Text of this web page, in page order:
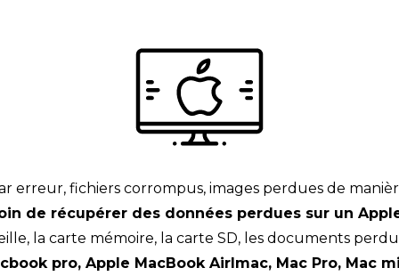
erreur, fichiers corrompus, images perdues de
de récupérer des données perdues sur un
la carte mémoire, la carte SD, les documents
pro, Apple MacBook AirImac, Mac Pro, Mac